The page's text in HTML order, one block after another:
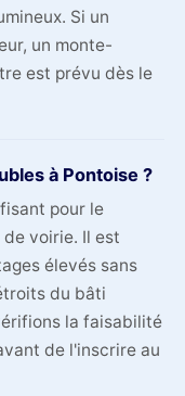
Si un
un monte-
est prévu dès le
à Pontoise ?
pour le
voirie. Il est
élevés sans
du bâti
la faisabilité
de l'inscrire au